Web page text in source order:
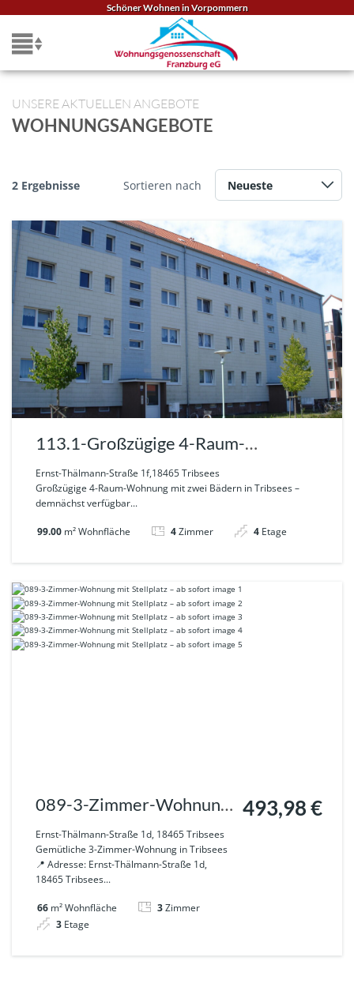
springen
Schöner Wohnen in Vorpommern
UNSERE AKTUELLEN ANGEBOTE
WOHNUNGSANGEBOTE
2 Ergebnisse Sortieren nach
113.1-Großzügige 4-Raum-
Wohnung mit zwei Bädern in
Tribsees – demnächst verfügbar
Ernst-Thälmann-Straße 1f,18465 Tribsees
Großzügige 4-Raum-Wohnung mit zwei Bädern in Tribsees –
demnächst verfügbar...
99.00 m² Wohnfläche 4Zimmer 4 Etage
089-3-Zimmer-Wohnung
mit Stellplatz – ab sofort
Ernst-Thälmann-Straße 1d, 18465 Tribsees
Gemütliche 3-Zimmer-Wohnung in Tribsees
📍 Adresse: Ernst-Thälmann-Straße 1d,
18465 Tribsees...
66 m² Wohnfläche 3Zimmer
3 Etage
493,98 €